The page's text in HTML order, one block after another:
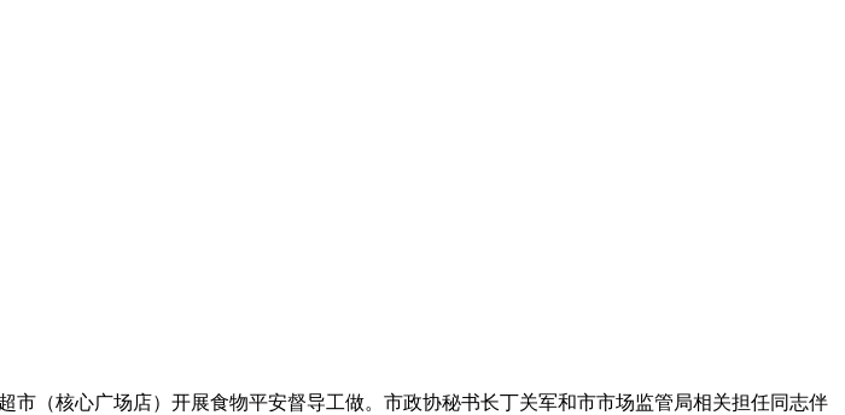
（核心广场店）开展食物平安督导工做。市政协秘书长丁关军和市市场监管局相关担任同志伴